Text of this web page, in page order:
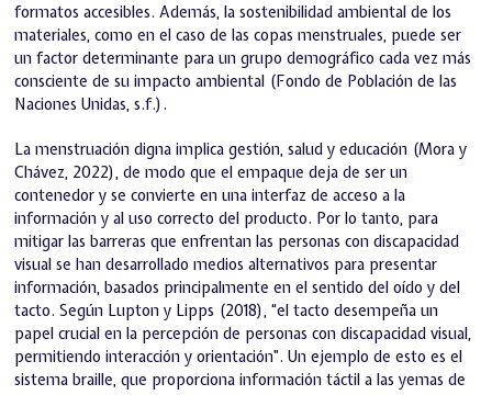
formatos accesibles. Además, la sostenibilidad ambiental de los
materiales, como en el caso de las copas menstruales, puede ser
un factor determinante para un grupo demográfico cada vez más
consciente de su impacto ambiental (Fondo de Población de las
Naciones Unidas, s.f.).
La menstruación digna implica gestión, salud y educación (Mora y
Chávez, 2022), de modo que el empaque deja de ser un
contenedor y se convierte en una interfaz de acceso a la
información y al uso correcto del producto. Por lo tanto, para
mitigar las barreras que enfrentan las personas con discapacidad
visual se han desarrollado medios alternativos para presentar
información, basados principalmente en el sentido del oído y del
tacto. Según Lupton y Lipps (2018), “el tacto desempeña un
papel crucial en la percepción de personas con discapacidad visual,
permitiendo interacción y orientación”. Un ejemplo de esto es el
sistema braille, que proporciona información táctil a las yemas de